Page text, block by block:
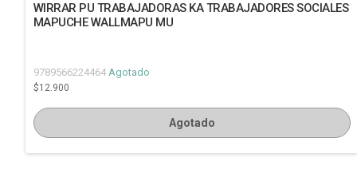
WIRRAR PU TRABAJADORAS KA TRABAJADORES SOCIALES
MAPUCHE WALLMAPU MU
9789566224464 Agotado
$12.900
Agotado